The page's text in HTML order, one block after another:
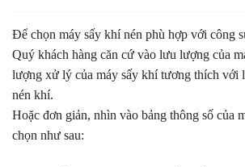
Để chọn máy sấy khí nén phù hợp với công
Quý khách hàng căn cứ vào lưu lượng của
lượng xử lý của máy sấy khí tương thích với
nén khí.
Hoặc đơn giản, nhìn vào bảng thông số của
chọn như sau: